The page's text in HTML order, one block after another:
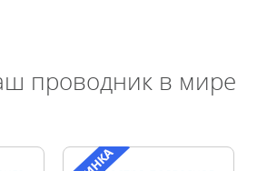
проводник в мире